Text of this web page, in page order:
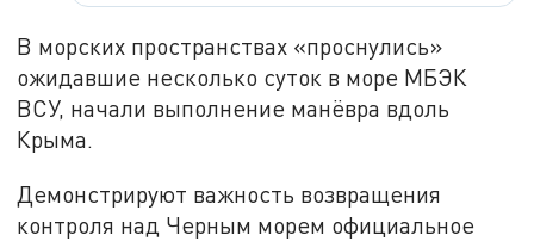
В морских пространствах «проснулись»
ожидавшие несколько суток в море МБЭК
ВСУ, начали выполнение манёвра вдоль
Крыма.
Демонстрируют важность возвращения
контроля над Черным морем официальное